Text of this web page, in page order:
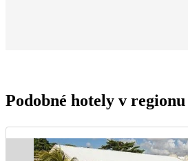
Podobné hotely v regionu